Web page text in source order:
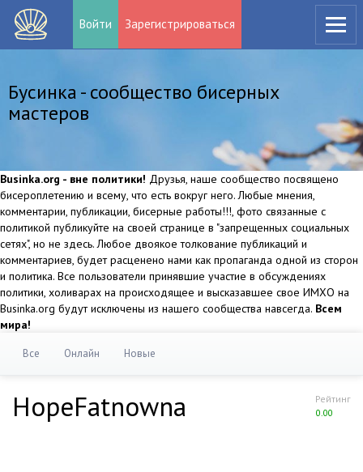
Войти Зарегистрироваться
Бусинка - сообщество бисерных
мастеров
Businka.org - вне политики! Друзья, наше сообщество посвящено
бисероплетению и всему, что есть вокруг него. Любые мнения,
комментарии, публикации, бисерные работы!!!, фото связанные с
политикой публикуйте на своей странице в "запрещенных социальных
сетях", но не здесь. Любое двоякое толкование публикаций и
комментариев, будет расценено нами как пропаганда одной из сторон
и политика. Все пользователи принявшие участие в обсуждениях
политики, холиварах на происходящее и высказавшее свое ИМХО на
Businka.org будут исключены из нашего сообщества навсегда. Всем
мира!
Все Онлайн Новые
Рейтинг
0.00
HopeFatnowna